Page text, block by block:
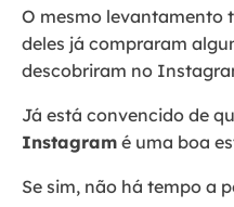
O mesmo levantamento
deles já compraram
descobriram no
Já está convencido de
Instagram é uma boa
Se sim, não há tempo a